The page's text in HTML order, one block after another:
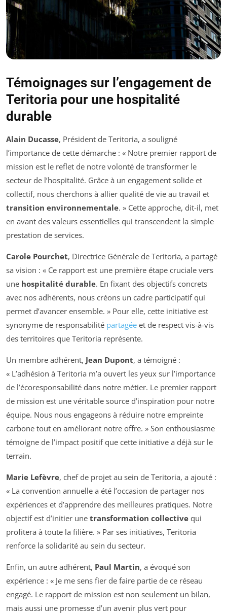
Témoignages sur l’engagement de
Teritoria pour une hospitalité
durable
Alain Ducasse, Président de Teritoria, a souligné
l’importance de cette démarche : « Notre premier rapport de
mission est le reflet de notre volonté de transformer le
secteur de l’hospitalité. Grâce à un engagement solide et
collectif, nous cherchons à allier qualité de vie au travail et
transition environnementale. » Cette approche, dit-il, met
en avant des valeurs essentielles qui transcendent la simple
prestation de services.
Carole Pourchet, Directrice Générale de Teritoria, a partagé
sa vision : « Ce rapport est une première étape cruciale vers
une hospitalité durable. En fixant des objectifs concrets
avec nos adhérents, nous créons un cadre participatif qui
permet d’avancer ensemble. » Pour elle, cette initiative est
synonyme de responsabilité partagée et de respect vis-à-vis
des territoires que Teritoria représente.
Un membre adhérent, Jean Dupont, a témoigné :
« L’adhésion à Teritoria m’a ouvert les yeux sur l’importance
de l’écoresponsabilité dans notre métier. Le premier rapport
de mission est une véritable source d’inspiration pour notre
équipe. Nous nous engageons à réduire notre empreinte
carbone tout en améliorant notre offre. » Son enthousiasme
témoigne de l’impact positif que cette initiative a déjà sur le
terrain.
Marie Lefèvre, chef de projet au sein de Teritoria, a ajouté :
« La convention annuelle a été l’occasion de partager nos
expériences et d’apprendre des meilleures pratiques. Notre
objectif est d’initier une transformation collective qui
profitera à toute la filière. » Par ses initiatives, Teritoria
renforce la solidarité au sein du secteur.
Enfin, un autre adhérent, Paul Martin, a évoqué son
expérience : « Je me sens fier de faire partie de ce réseau
engagé. Le rapport de mission est non seulement un bilan,
mais aussi une promesse d’un avenir plus vert pour